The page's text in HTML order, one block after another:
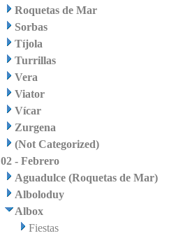
Roquetas de Mar
Sorbas
Tíjola
Turrillas
Vera
Viator
Vícar
Zurgena
(Not Categorized)
02 - Febrero
Aguadulce (Roquetas de Mar)
Alboloduy
Albox
Fiestas